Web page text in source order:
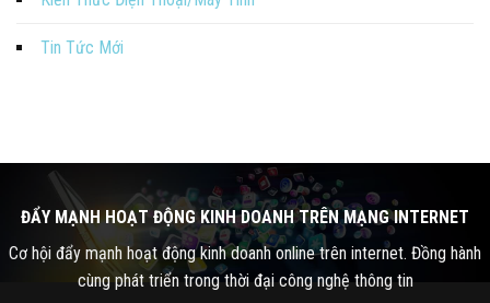
Tin Tức Mới
ĐẨY MẠNH HOẠT ĐỘNG KINH DOANH TRÊN MẠNG INTERNET
Cơ hội đẩy mạnh hoạt động kinh doanh online trên internet. Đồng hành
cùng phát triển trong thời đại công nghệ thông tin